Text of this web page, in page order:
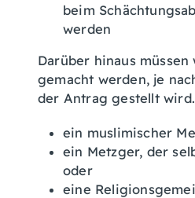
beim
werden
Darüber hinaus
gemacht werden, je
der Antrag gestellt
ein muslimischer
ein Metzger, der
oder
eine